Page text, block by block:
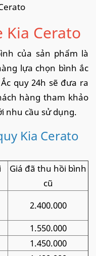
Kia Cerato
của sản phẩm là
lựa chọn bình ắc
quy 24h sẽ đưa ra
hàng tham khảo
nhu cầu sử dụng.
Kia Cerato
Giá đã thu hồi bình
cũ
2.400.000
1.550.000
1.450.000